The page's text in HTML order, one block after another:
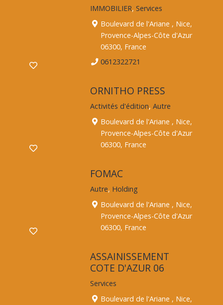
IMMOBILIER, Services
Boulevard de l'Ariane , Nice,
Provence-Alpes-Côte d'Azur
06300, France
0612322721
ORNITHO PRESS
Activités d'édition, Autre
Boulevard de l'Ariane , Nice,
Provence-Alpes-Côte d'Azur
06300, France
FOMAC
Autre, Holding
Boulevard de l'Ariane , Nice,
Provence-Alpes-Côte d'Azur
06300, France
ASSAINISSEMENT
COTE D'AZUR 06
Services
Boulevard de l'Ariane , Nice,